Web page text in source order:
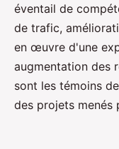
éventail de
de trafic,
en œuvre d'une
augmentation des
sont les témoins
des projets menés